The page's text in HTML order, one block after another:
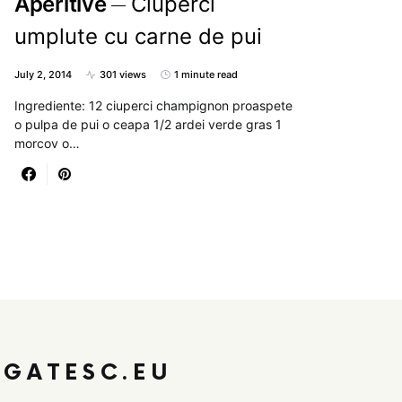
umplute cu carne de pui
July 2, 2014 301 views 1 minute read
Ingrediente: 12 ciuperci champignon proaspete
o pulpa de pui o ceapa 1/2 ardei verde gras 1
morcov o…